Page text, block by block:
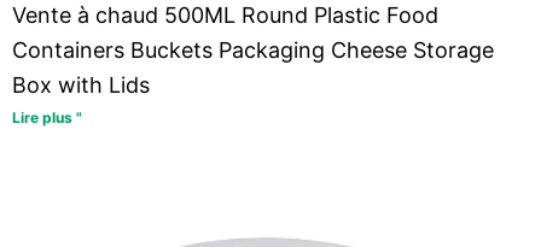
Vente à chaud 500ML Round Plastic Food
Containers Buckets Packaging Cheese Storage
Box with Lids
Lire plus "